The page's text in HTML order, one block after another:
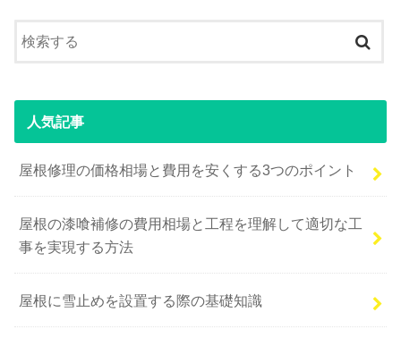
人気記事
屋根修理の価格相場と費用を安くする3つのポイント
屋根の漆喰補修の費用相場と工程を理解して適切な工
事を実現する方法
屋根に雪止めを設置する際の基礎知識